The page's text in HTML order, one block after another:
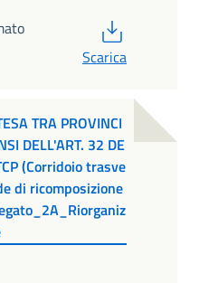
Scarica
TRA PROVINCI
DELL'ART. 32 DE
(Corridoio trasve
di ricomposizione